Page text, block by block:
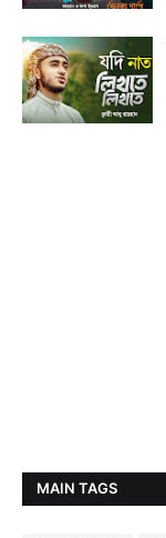
MAIN TAGS